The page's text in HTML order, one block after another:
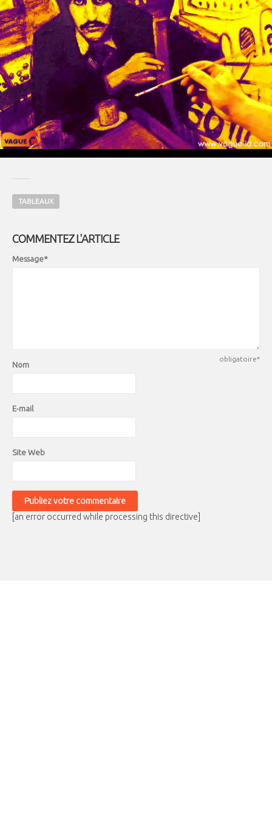
TABLEAUX
COMMENTEZ L'ARTICLE
Message*
obligatoire*
Nom
E-mail
Site Web
[an error occurred while processing this directive]